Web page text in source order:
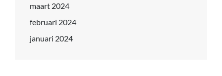
maart 2024
februari 2024
januari 2024